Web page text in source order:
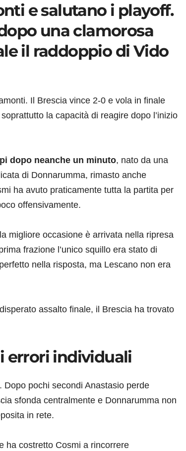
e salutano i playoff.
una clamorosa
il raddoppio di Vido
Il Brescia vince 2-0 e vola in finale
la capacità di reagire dopo l’inizio
dopo neanche un minuto, nato da una
di Donnarumma, rimasto anche
ha avuto praticamente tutta la partita per
offensivamente.
migliore occasione è arrivata nella ripresa
frazione l’unico squillo era stato di
nella risposta, ma Lescano non era
assalto finale, il Brescia ha trovato
errori individuali
Dopo pochi secondi Anastasio perde
sfonda centralmente e Donnarumma non
in rete.
ha costretto Cosmi a rincorrere